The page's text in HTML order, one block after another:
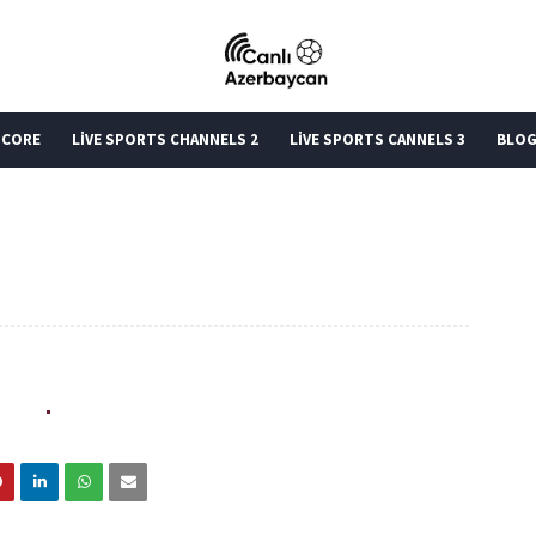
LİVE SPORTS CHANNELS 2 LİVE SPORTS CANNELS 3 BLOG